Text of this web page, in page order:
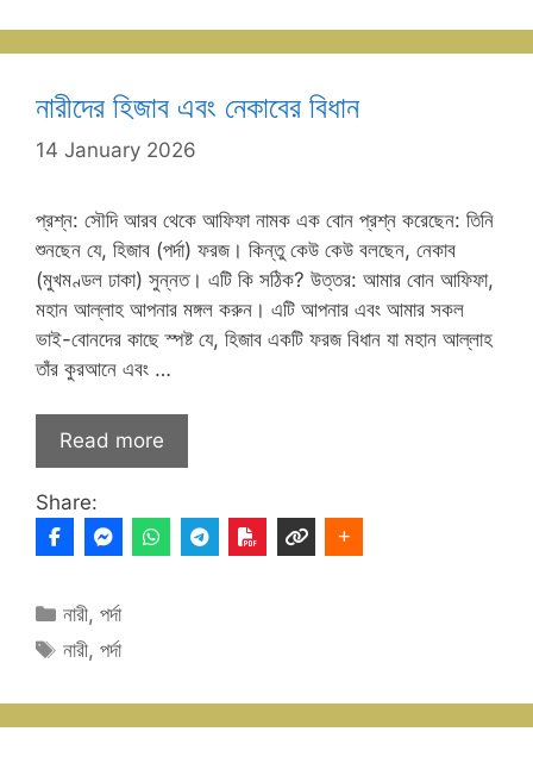
নারীদের হিজাব এবং নেকাবের বিধান
14 January 2026
প্রশ্ন: সৌদি আরব থেকে আফিফা নামক এক বোন প্রশ্ন করেছেন: তিনি
শুনছেন যে, হিজাব (পর্দা) ফরজ। কিন্তু কেউ কেউ বলছেন, নেকাব
(মুখমণ্ডল ঢাকা) সুন্নত। এটি কি সঠিক? উত্তর: আমার বোন আফিফা,
মহান আল্লাহ আপনার মঙ্গল করুন। এটি আপনার এবং আমার সকল
ভাই-বোনদের কাছে স্পষ্ট যে, হিজাব একটি ফরজ বিধান যা মহান আল্লাহ
তাঁর কুরআনে এবং …
Read more
Share:
Categories
নারী,পর্দা
Tags
নারী,পর্দা